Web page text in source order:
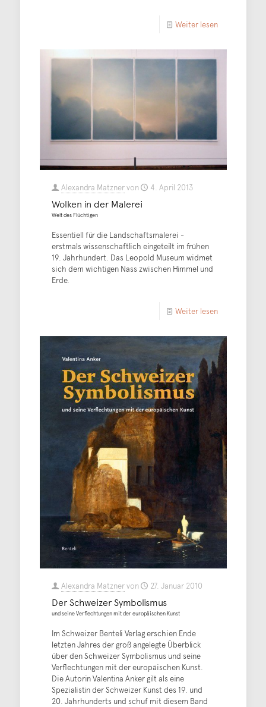
Weiter lesen
Alexandra Matznervon 4. April 2013
Wolken in der Malerei
Welt des Flüchtigen
Essentiell für die Landschaftsmalerei -
erstmals wissenschaftlich eingeteilt im frühen
19. Jahrhundert. Das Leopold Museum widmet
sich dem wichtigen Nass zwischen Himmel und
Erde.
Weiter lesen
Alexandra Matznervon 27. Januar 2010
Der Schweizer Symbolismus
und seine Verflechtungen mit der europäischen Kunst
Im Schweizer Benteli Verlag erschien Ende
letzten Jahres der groß angelegte Überblick
über den Schweizer Symbolismus und seine
Verflechtungen mit der europäischen Kunst.
Die Autorin Valentina Anker gilt als eine
Spezialistin der Schweizer Kunst des 19. und
20. Jahrhunderts und schuf mit diesem Band